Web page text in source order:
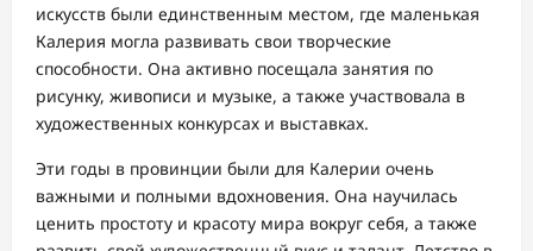
искусств были единственным местом, где маленькая
Калерия могла развивать свои творческие
способности. Она активно посещала занятия по
рисунку, живописи и музыке, а также участвовала в
художественных конкурсах и выставках.
Эти годы в провинции были для Калерии очень
важными и полными вдохновения. Она научилась
ценить простоту и красоту мира вокруг себя, а также